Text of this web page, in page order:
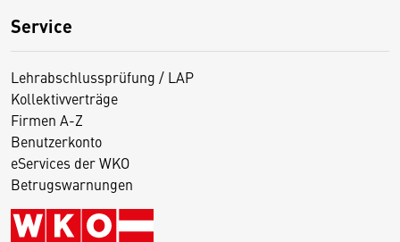
Service
Lehrabschlussprüfung / LAP
Kollektivverträge
Firmen A-Z
Benutzerkonto
eServices der WKO
Betrugswarnungen